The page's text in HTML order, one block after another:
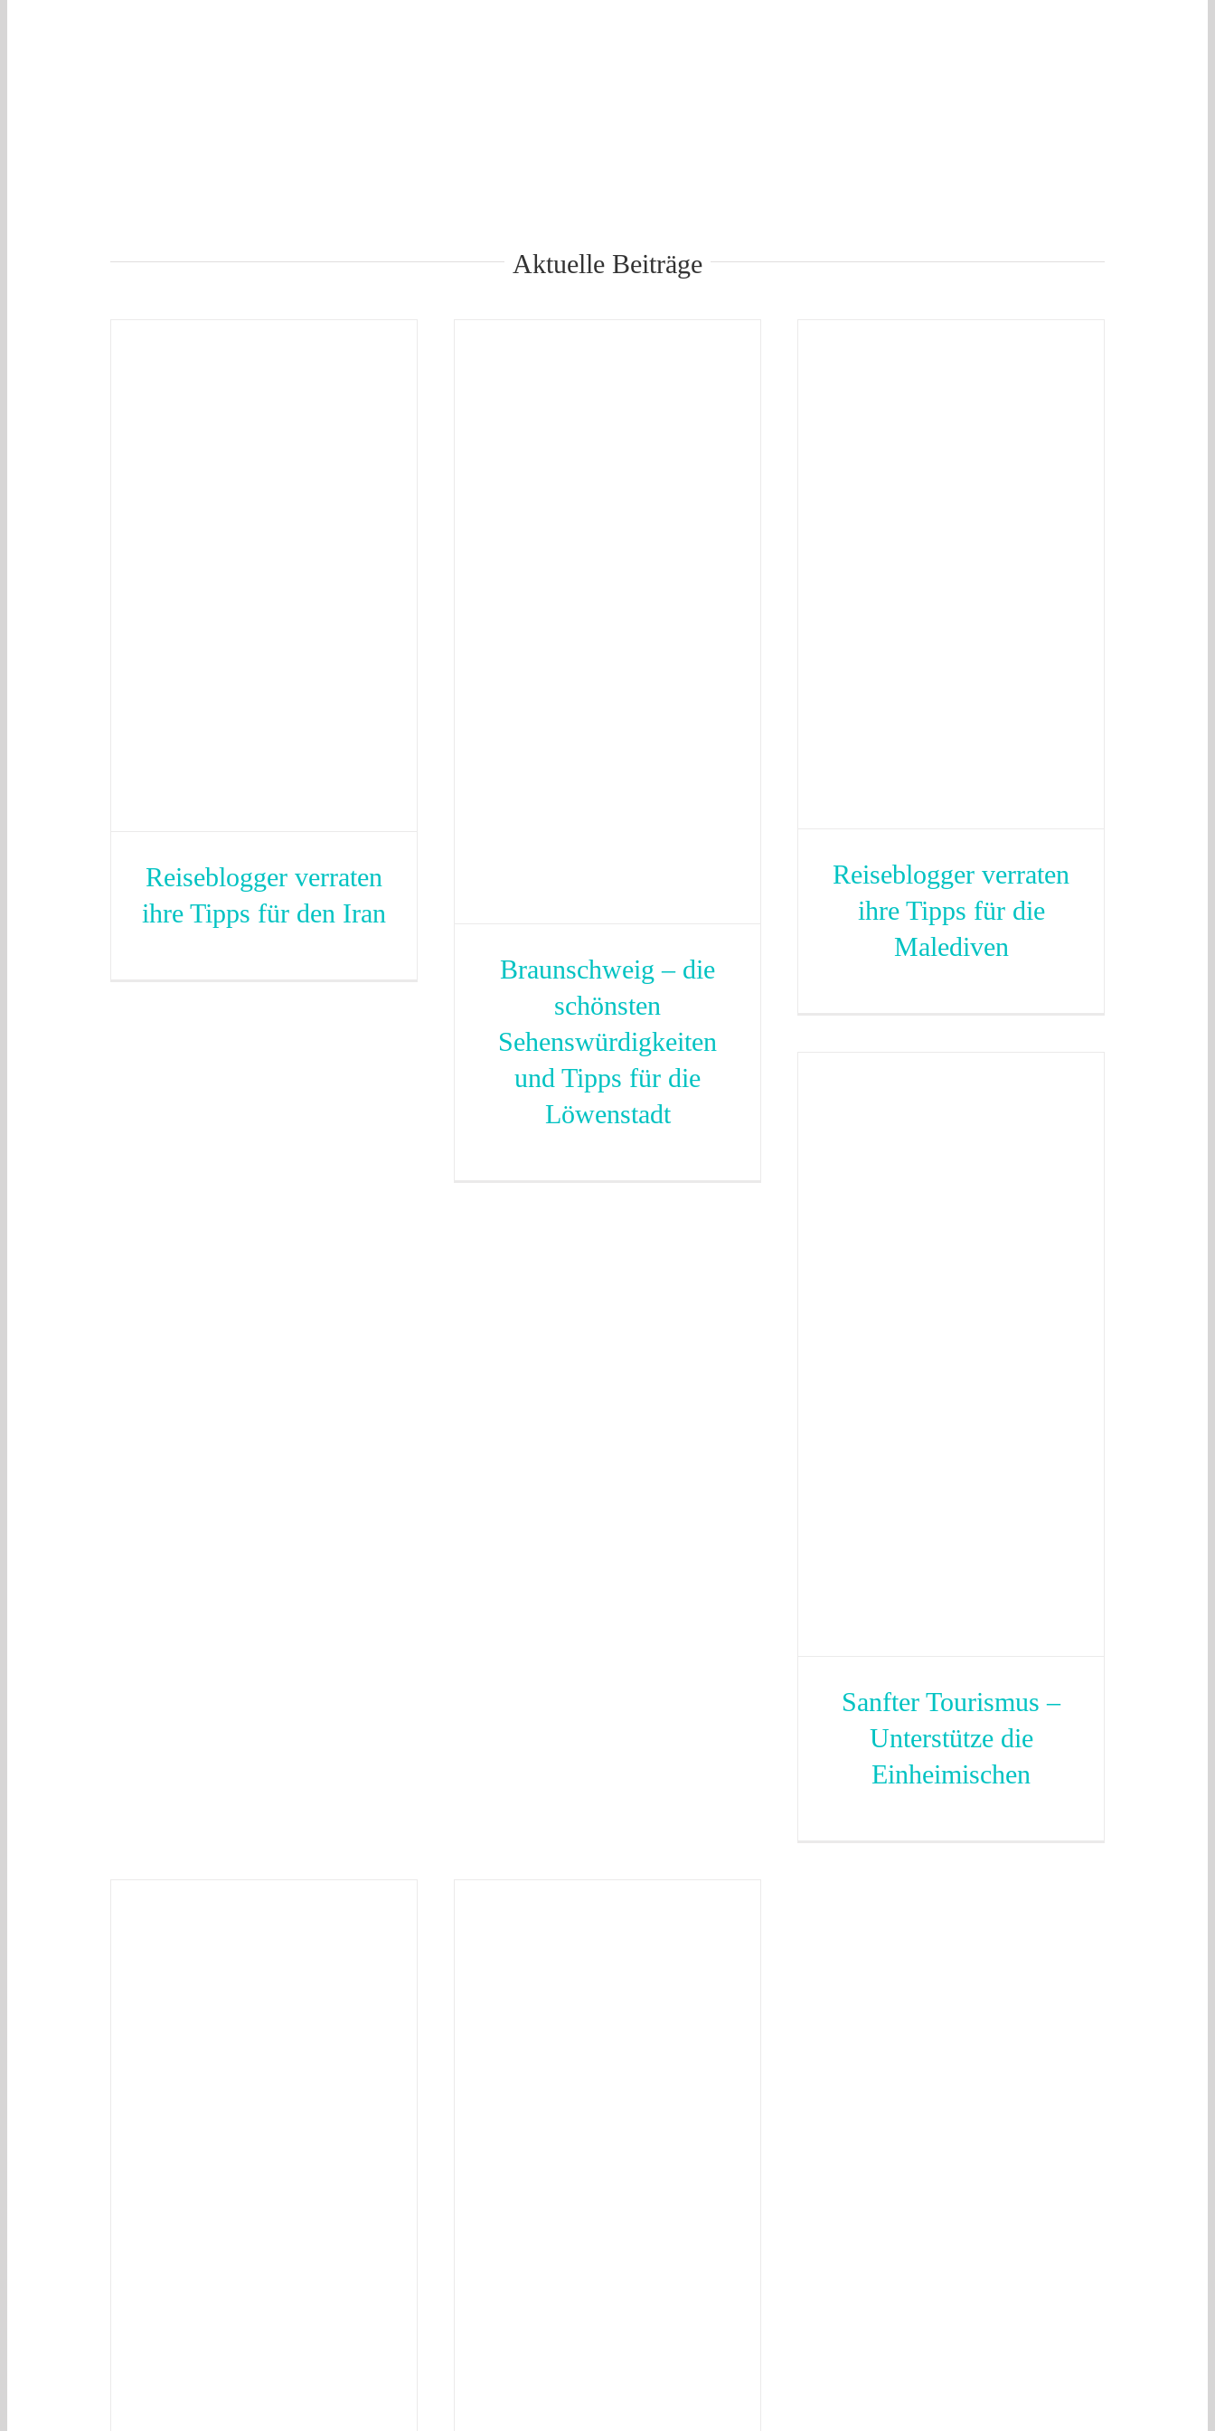
Aktuelle Beiträge
Reiseblogger verraten
ihre Tipps für den Iran
Braunschweig – die
schönsten
Sehenswürdigkeiten
und Tipps für die
Löwenstadt
Reiseblogger verraten
ihre Tipps für die
Malediven
Sanfter Tourismus –
Unterstütze die
Einheimischen